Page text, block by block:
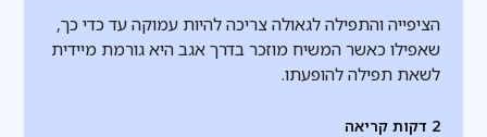
הציפייה והתפילה לגאולה צריכה להיות עמוקה עד כדי כך,
שאפילו כאשר המשיח מוזכר בדרך אגב היא גורמת מיידית
לשאת תפילה להופעתו.
2 דקות קריאה